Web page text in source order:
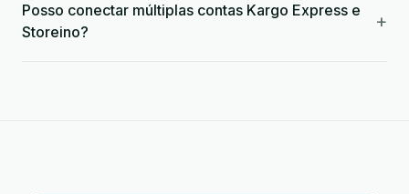
Posso conectar múltiplas contas Kargo Express e
Storeino?
+